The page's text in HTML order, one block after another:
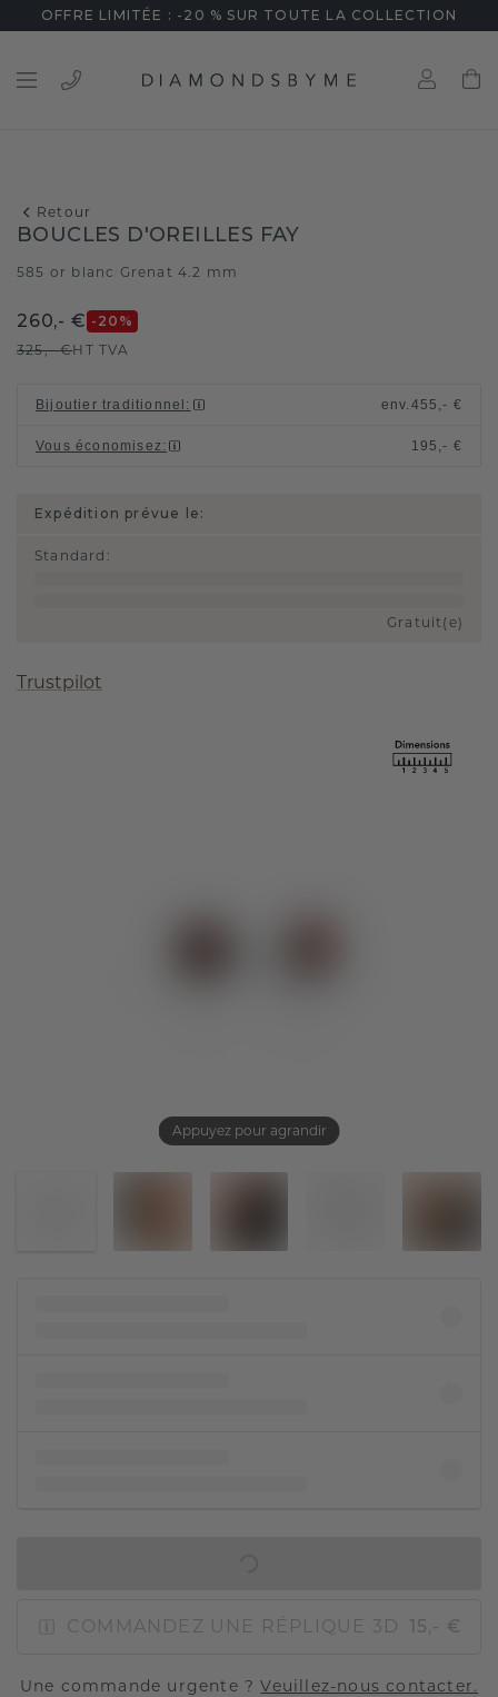
OFFRE LIMITÉE : -20 % SUR TOUTE LA COLLECTION
Retour
Appuyez pour agrandir
BOUCLES D'OREILLES FAY
585 or blanc Grenat 4.2 mm
260,- € -20 %
325,- €HT TVA
Bijoutier traditionnel : env. 455,- €
Vous économisez: 195,- €
Expédition prévue le:
Standard :
Gratuit(e)
Trustpilot
COMMANDEZ UNE RÉPLIQUE 3D 15,- €
Une commande urgente ?Veuillez-nous contacter.